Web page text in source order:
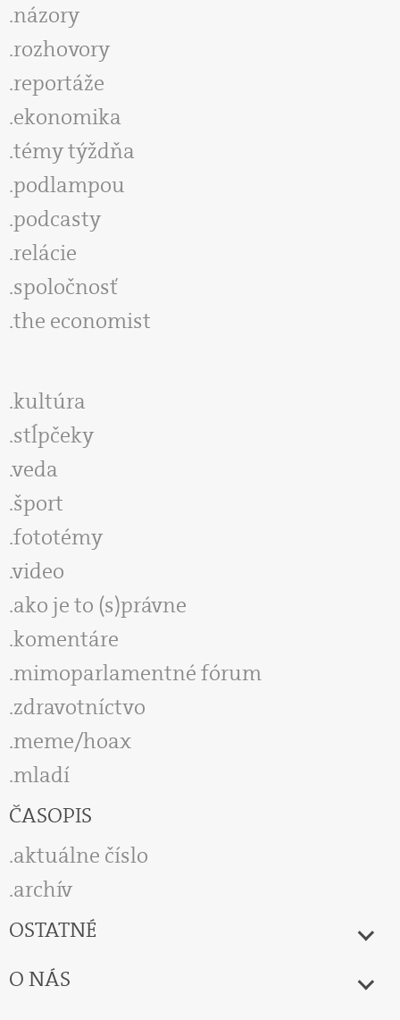
názory
rozhovory
reportáže
ekonomika
témy týždňa
podlampou
podcasty
relácie
spoločnosť
the economist
kultúra
stĺpčeky
veda
šport
fototémy
video
ako je to (s)právne
komentáre
mimoparlamentné fórum
zdravotníctvo
meme/hoax
mladí
ČASOPIS
aktuálne číslo
archív
OSTATNÉ
O NÁS